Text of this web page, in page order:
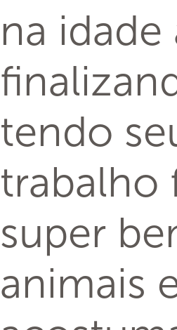
na
tendo
trabalho
super
animais